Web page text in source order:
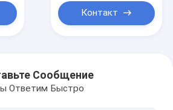
9 месяцев
Контакт
Сообщение
Ответим Быстро